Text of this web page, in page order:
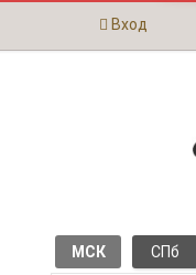
Вход
МСК СПб